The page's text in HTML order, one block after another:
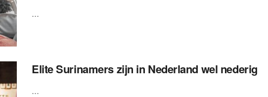
...
Elite Surinamers zijn in Nederland wel nederig
...